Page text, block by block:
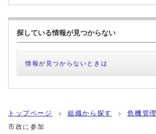
探している情報が見つからない
情報が見つからないときは
トップページ 組織から探す
危機管
市政に参加